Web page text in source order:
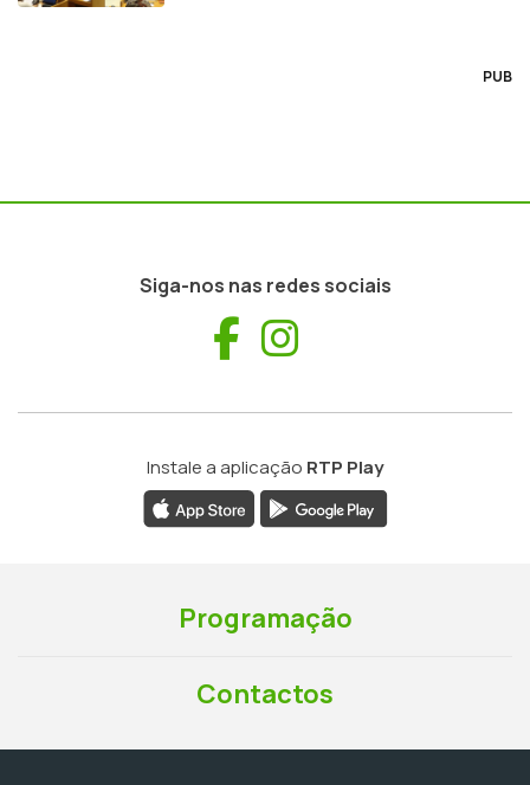
PUB
Siga-nos nas redes sociais
Facebook
Instale a aplicação RTP Play
Programação
Contactos